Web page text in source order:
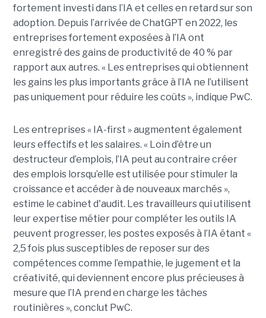
fortement investi dans l’IA et celles en retard sur son
adoption. Depuis l’arrivée de ChatGPT en 2022, les
entreprises fortement exposées à l’IA ont
enregistré des gains de productivité de 40 % par
rapport aux autres. « Les entreprises qui obtiennent
les gains les plus importants grâce à l’IA ne l’utilisent
pas uniquement pour réduire les coûts », indique PwC.
Les entreprises « IA-first » augmentent également
leurs effectifs et les salaires. « Loin d’être un
destructeur d’emplois, l’IA peut au contraire créer
des emplois lorsqu’elle est utilisée pour stimuler la
croissance et accéder à de nouveaux marchés »,
estime le cabinet d'audit. Les travailleurs qui utilisent
leur expertise métier pour compléter les outils IA
peuvent progresser, les postes exposés à l’IA étant «
2,5 fois plus susceptibles de reposer sur des
compétences comme l’empathie, le jugement et la
créativité, qui deviennent encore plus précieuses à
mesure que l’IA prend en charge les tâches
routinières », conclut PwC.